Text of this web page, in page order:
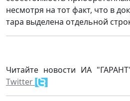
несмотря на тот факт, что в
тара выделена отдельной
Читайте новости ИА
Twitter